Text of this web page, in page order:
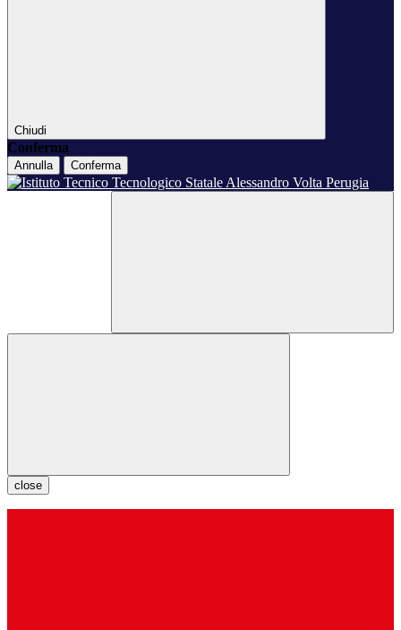
Chiudi
Conferma
Annulla Conferma
close